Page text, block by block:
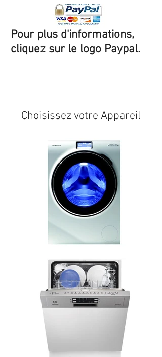
Pour plus d'informations,
cliquez sur le logo Paypal.
Choisissez votre Appareil